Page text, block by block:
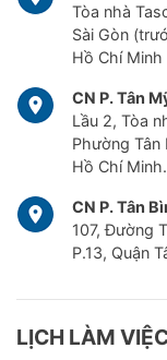
Tòa nhà
Sài Gòn
Hồ Chí Minh
CN P. Tân
Lầu 2, Tòa
Phường Tân
Hồ Chí Minh.
CN P. Tân
107, Đường
P.13, Quận
LỊCH LÀM